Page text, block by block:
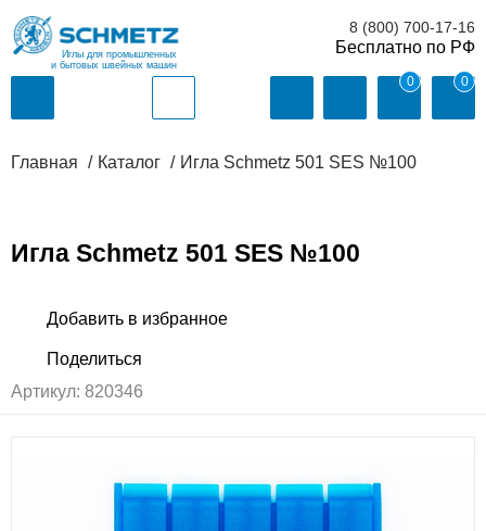
Иглы для промышленных
и бытовых швейных машин
8 (800) 700-17-16
0 0
Главная Каталог Игла Schmetz 501 SES №100
Игла Schmetz 501 SES №100
Артикул: 820346